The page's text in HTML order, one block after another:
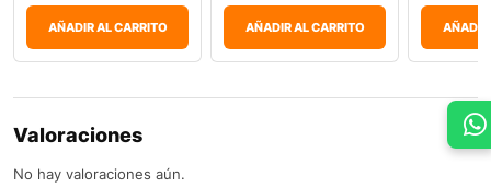
AÑADIR AL CARRITO AÑADIR AL CARRITO AÑADIR
Valoraciones
No hay valoraciones aún.